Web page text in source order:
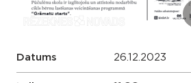
Datums 26.12.2023